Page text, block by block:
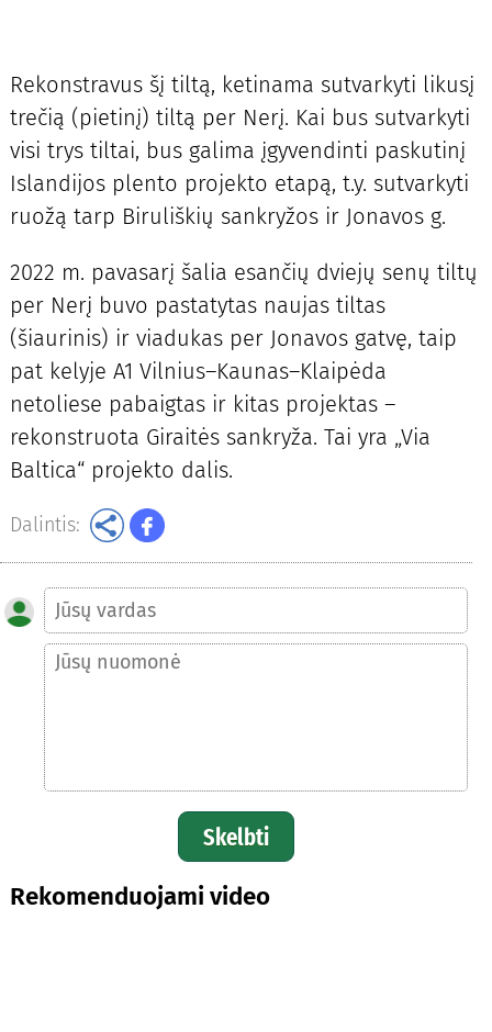
Rekonstravus šį tiltą, ketinama sutvarkyti likusį
trečią (pietinį) tiltą per Nerį. Kai bus sutvarkyti
visi trys tiltai, bus galima įgyvendinti paskutinį
Islandijos plento projekto etapą, t.y. sutvarkyti
ruožą tarp Biruliškių sankryžos ir Jonavos g.
2022 m. pavasarį šalia esančių dviejų senų tiltų
per Nerį buvo pastatytas naujas tiltas
(šiaurinis) ir viadukas per Jonavos gatvę, taip
pat kelyje A1 Vilnius–Kaunas–Klaipėda
netoliese pabaigtas ir kitas projektas –
rekonstruota Giraitės sankryža. Tai yra „Via
Baltica“ projekto dalis.
Dalintis:
Skelbti
Rekomenduojami video